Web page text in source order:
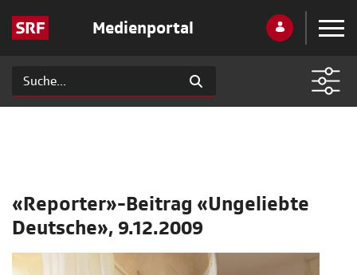
Medienportal
«Reporter»-Beitrag «Ungeliebte
Deutsche», 9.12.2009